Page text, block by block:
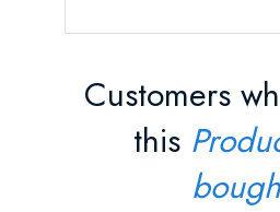
Customers
this